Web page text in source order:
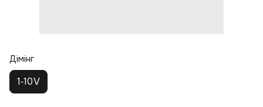
Дімінг
1‑10 V